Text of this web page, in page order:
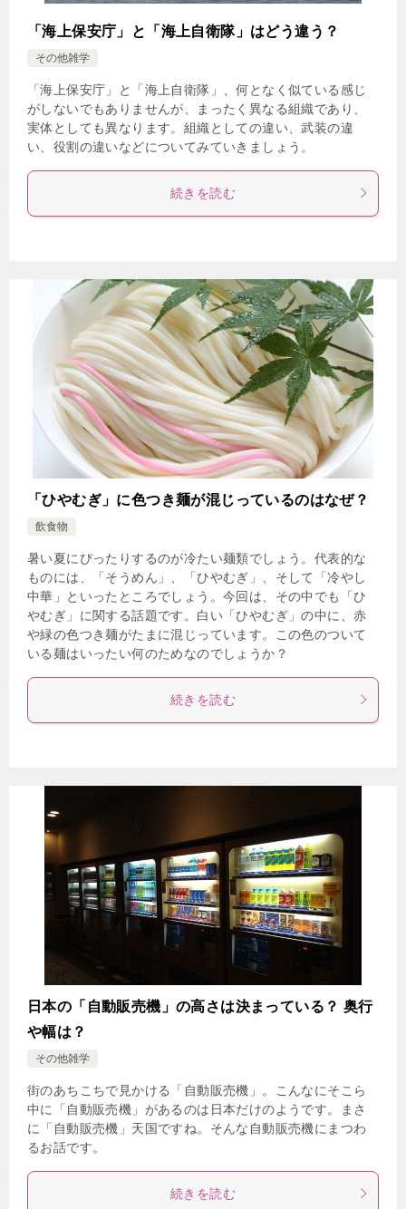
「海上保安庁」と「海上自衛隊」はどう違う？
その他雑学
「海上保安庁」と「海上自衛隊」、何となく似ている感じ
がしないでもありませんが、まったく異なる組織であり、
実体としても異なります。組織としての違い、武装の違
い、役割の違いなどについてみていきましょう。
続きを読む
「ひやむぎ」に色つき麺が混じっているのはなぜ？
飲食物
暑い夏にぴったりするのが冷たい麺類でしょう。代表的な
ものには、「そうめん」、「ひやむぎ」、そして「冷やし
中華」といったところでしょう。今回は、その中でも「ひ
やむぎ」に関する話題です。白い「ひやむぎ」の中に、赤
や緑の色つき麺がたまに混じっています。この色のついて
いる麺はいったい何のためなのでしょうか？
続きを読む
日本の「自動販売機」の高さは決まっている？ 奥行
や幅は？
その他雑学
街のあちこちで見かける「自動販売機」。こんなにそこら
中に「自動販売機」があるのは日本だけのようです。まさ
に「自動販売機」天国ですね。そんな自動販売機にまつわ
るお話です。
続きを読む